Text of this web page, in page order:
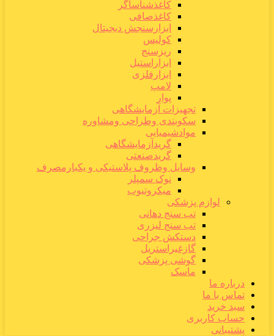
کاغذشناساگر
کاغذصافی
ابزارسنجش دیجیتال
کولیس
ریزسنج
ابزاراستیل
ابزارفلزی
لامپ
پوار
تجهیزات آزمایشگاهی
سکوبندی وطراحی ومشاوره
موادشیمیایی
گریدآزمایشگاهی
گریدصنعتی
وسایل وظروف پلاستیکی و یکبارمصرف
نوک سمپلر
میکروتیوب
لوازم پزشکی
تب سنج دهانی
تب سنج لیزری
دستکش جراحی
گازغیراستریل
گوشی پزشکی
ماسک
درباره ما
تماس با ما
سبد خرید
حساب کاربری
پشتیبانی